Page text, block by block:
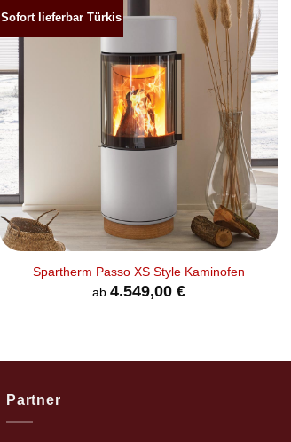
Sofort lieferbar Türkis
Produkt
merken
+
Spartherm Passo XS Style Kaminofen
ab 4.549,00 €
Partner